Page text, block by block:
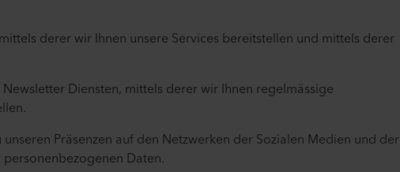
derer wir Ihnen unsere Services bereitstellen und mittels derer
Diensten, mittels derer wir Ihnen regelmässige
Präsenzen auf den Netzwerken der Sozialen Medien und der
Daten.